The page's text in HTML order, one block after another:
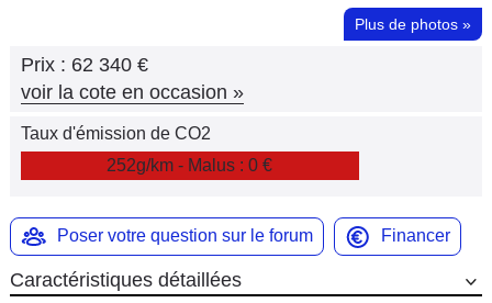
Plus de photos »
Prix : 62 340 €
voir la cote en occasion »
Taux d'émission de CO2
252g/km - Malus : 0 €
Poser votre question sur le forum Financer
Caractéristiques détaillées